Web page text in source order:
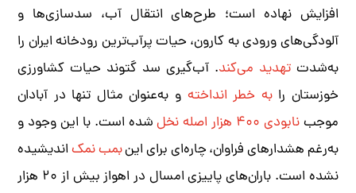
افزایش نهاده است؛ طرح‌های انتقال آب، سدسازی‌ها و
آلودگی‌های ورودی به کارون، حیات پرآب‌ترین رودخانه ایران را
به‌شدتتهدید می‌کند. آب‌گیری سد گتوند حیات کشاورزی
خوزستان رابه خطر انداخته و به‌عنوان مثال تنها در آبادان
موجبنابودی ۴۰۰ هزار اصله نخل
شده است. با این وجود و
به‌رغم هشدارهای فراوان، چاره‌ای برای اینبمب نمکاندیشیده
نشده است. باران‌های پاییزی امسال در اهواز بیش از ۲۰ هزار